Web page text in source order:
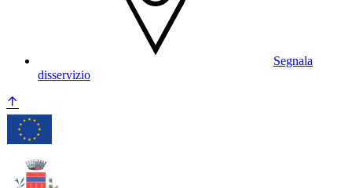
Segnala
disservizio